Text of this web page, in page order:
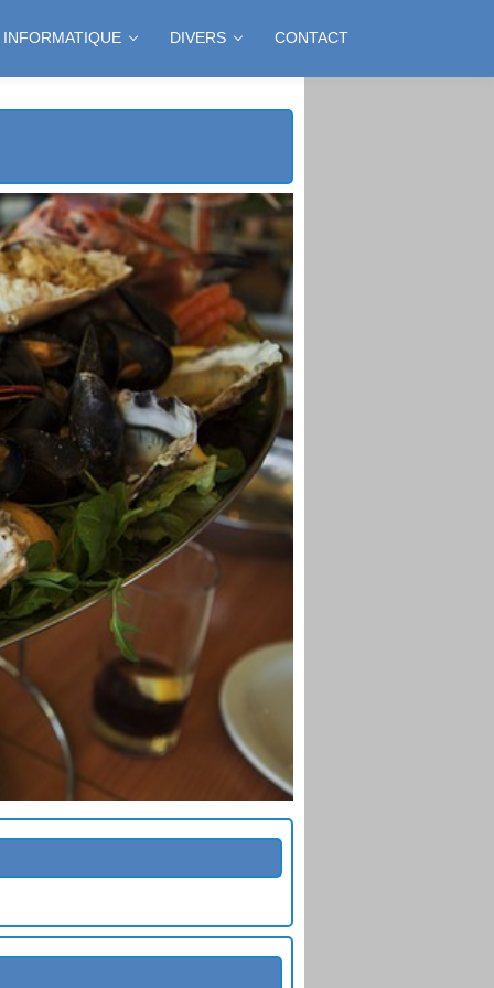
INFORMATIQUE DIVERS CONTACT